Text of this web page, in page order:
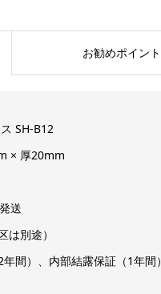
お勧めポイント
SH-B12
× 厚20mm
送
別途）
間）、内部結露保証（1年間）